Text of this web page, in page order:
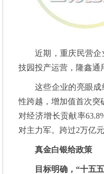
近期，重庆民营
技园投产运营，隆鑫通
这些企业的亮眼
性跨越，增加值首次突
对经济增长贡献率
对主力军。跨过2万亿
真金白银给政策
目标明确，“十五